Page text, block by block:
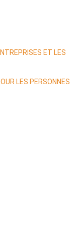
ET LES
LES PERSONNES